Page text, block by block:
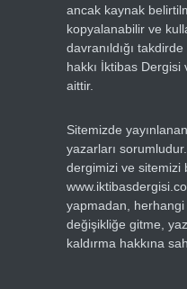
ancak kaynak
kopyalanabilir ve
davranıldığı
hakkı İktibas Dergisi
aittir.
Sitemizde
yazarları
dergimizi ve sitemizi
yapmadan,
değişikliğe gitme,
kaldırma hakkına